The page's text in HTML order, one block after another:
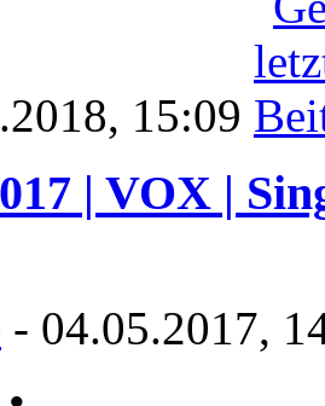
15:09
| VOX |
- 04.05.2017,